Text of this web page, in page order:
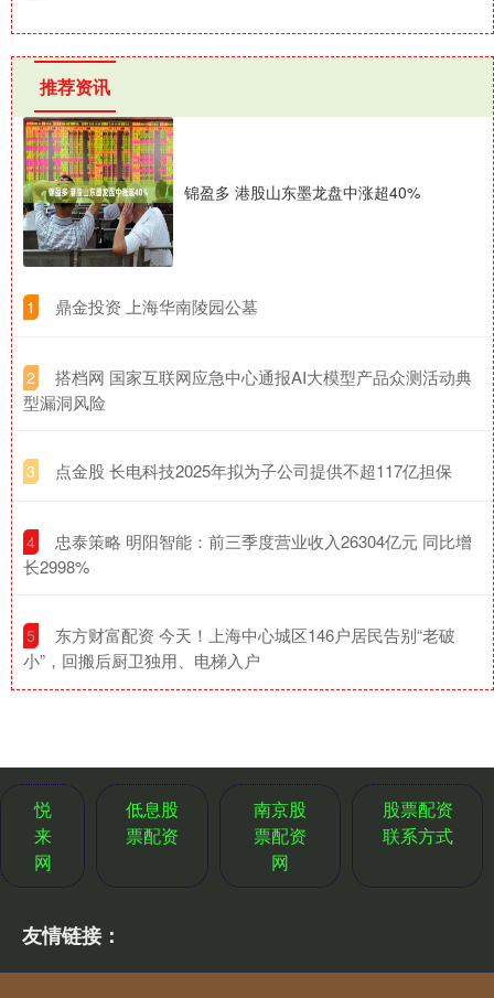
推荐资讯
锦盈多 港股山东墨龙盘中涨超40%
1 ​鼎金投资 上海华南陵园公墓
2
​搭档网 国家互联网应急中心通报AI大模型产品众测活动典
型漏洞风险
3 ​点金股 长电科技2025年拟为子公司提供不超117亿担保
4
​忠泰策略 明阳智能：前三季度营业收入26304亿元 同比增
长2998%
5
​东方财富配资 今天！上海中心城区146户居民告别“老破
小”，回搬后厨卫独用、电梯入户
悦
来
网
低息股
票配资
南京股
票配资
网
股票配资
联系方式
友情链接：